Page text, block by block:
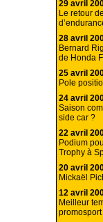
29 avril
Le retour
28 avril
Bernard
de Honda
25 avril
Pole
24 avril
Saison
side car ?
22 avril
Podium
Trophy à
20 avril
Mickaël
12 avril
Meilleur